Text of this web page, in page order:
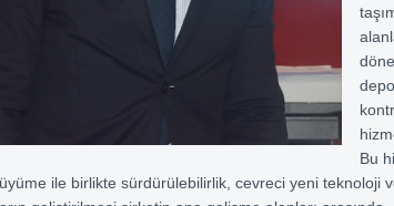
Bu
ile birlikte sürdürülebilirlik, cevreci yeni teknoloji